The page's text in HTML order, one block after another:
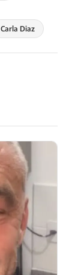
Carla Diaz